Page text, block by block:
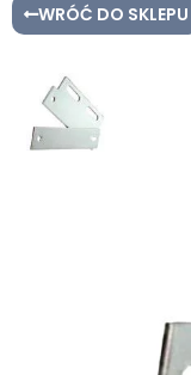
WRÓĆ DO SKLEPU